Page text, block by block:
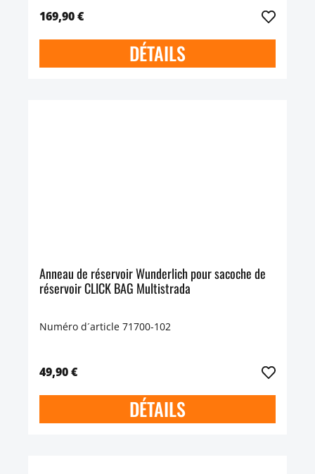
169,90 €
DÉTAILS
Anneau de réservoir Wunderlich pour sacoche de
réservoir CLICK BAG Multistrada
Numéro d´article 71700-102
49,90 €
DÉTAILS